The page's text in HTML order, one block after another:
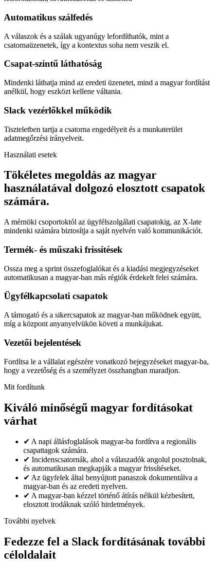
Automatikus szálfedés
A válaszok és a szálak ugyanúgy lefordíthatók, mint a
csatornaüzenetek, így a kontextus soha nem veszik el.
Csapat-szintű láthatóság
Mindenki láthatja mind az eredeti üzenetet, mind a magyar fordítást
anélkül, hogy eszközt kellene váltania.
Slack vezérlőkkel működik
Tiszteletben tartja a csatorna engedélyeit és a munkaterület
adatmegőrzési irányelveit.
Használati esetek
Tökéletes megoldás az magyar
használatával dolgozó elosztott csapatok
számára.
A mérnöki csoportoktól az ügyfélszolgálati csapatokig, az X-late
mindenki számára biztosítja a saját nyelvén való kommunikációt.
Termék- és műszaki frissítések
Ossza meg a sprint összefoglalókat és a kiadási megjegyzéseket
automatikusan a magyar-ban más régiók érdekelt felei számára.
Ügyfélkapcsolati csapatok
A támogató és a sikercsapatok az magyar-ban működnek együtt,
míg a központ anyanyelvükön követi a munkájukat.
Vezetői bejelentések
Fordítsa le a vállalat egészére vonatkozó bejegyzéseket magyar-ba,
hogy a vezetőség és a személyzet összhangban maradjon.
Mit fordítunk
Kiváló minőségű magyar fordításokat
várhat
✔ A napi állásfoglalások magyar-ba fordítva a regionális
csapattagok számára.
✔ Incidenscsatornák, ahol a válaszadók angolul posztolnak,
és automatikusan megkapják a magyar frissítéseket.
✔ Az ügyfelek által benyújtott panaszok dokumentálva a
magyar-ban és az eredeti nyelven.
✔ A magyar-ban kézzel történő átírás nélkül kézbesített,
elosztott irodáknak szóló hirdetmények.
További nyelvek
Fedezze fel a Slack fordításának további
céloldalait